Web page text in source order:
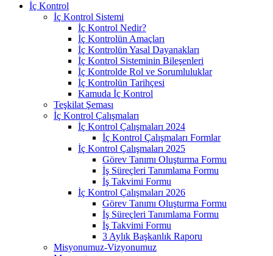
İç Kontrol
İç Kontrol Sistemi
İç Kontrol Nedir?
İç Kontrolün Amaçları
İç Kontrolün Yasal Dayanakları
İç Kontrol Sisteminin Bileşenleri
İç Kontrolde Rol ve Sorumluluklar
İç Kontrolün Tarihçesi
Kamuda İç Kontrol
Teşkilat Şeması
İç Kontrol Çalışmaları
İç Kontrol Çalışmaları 2024
İç Kontrol Çalışmaları Formlar
İç Kontrol Çalışmaları 2025
Görev Tanımı Oluşturma Formu
İş Süreçleri Tanımlama Formu
İş Takvimi Formu
İç Kontrol Çalışmaları 2026
Görev Tanımı Oluşturma Formu
İş Süreçleri Tanımlama Formu
İş Takvimi Formu
3 Aylık Başkanlık Raporu
Misyonumuz-Vizyonumuz